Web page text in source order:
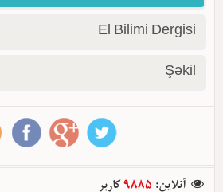
El Bilimi Dergisi
Şəkil
آنلاین:
9885 کاربر